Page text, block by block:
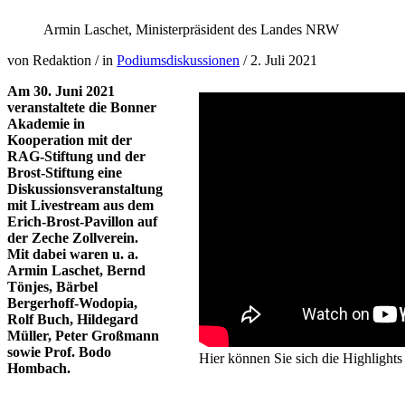
Armin Laschet, Ministerpräsident des Landes NRW
von Redaktion /in Podiumsdiskussionen / 2. Juli 2021
Am 30. Juni 2021
veranstaltete die Bonner
Akademie in
Kooperation mit der
RAG-Stiftung und der
Brost-Stiftung eine
Diskussionsveranstaltung
mit Livestream aus dem
Erich-Brost-Pavillon auf
der Zeche Zollverein.
Mit dabei waren u. a.
Armin Laschet, Bernd
Tönjes, Bärbel
Bergerhoff-Wodopia,
Rolf Buch, Hildegard
Müller, Peter Großmann
sowie Prof. Bodo
Hombach.
Hier können Sie sich die Highlights